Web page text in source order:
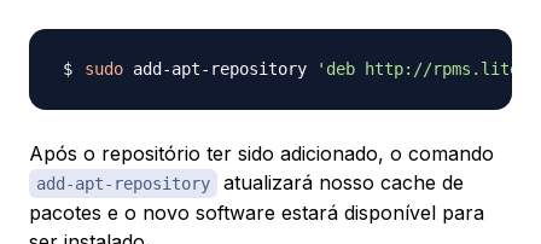
sudo add-apt-repository 'deb http://
Após o repositório ter sido adicionado, o comando
add-apt-repository
atualizará nosso cache de
pacotes e o novo software estará disponível para